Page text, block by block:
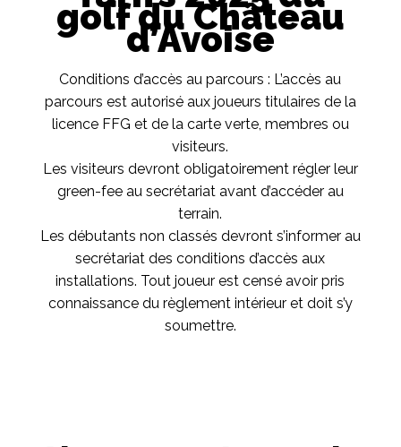
golf du Château
d’Avoise
Conditions d’accès au parcours : L’accès au
parcours est autorisé aux joueurs titulaires de la
licence FFG et de la carte verte, membres ou
visiteurs.
Les visiteurs devront obligatoirement régler leur
green-fee au secrétariat avant d’accéder au
terrain.
Les débutants non classés devront s’informer au
secrétariat des conditions d’accès aux
installations. Tout joueur est censé avoir pris
connaissance du règlement intérieur et doit s’y
soumettre.